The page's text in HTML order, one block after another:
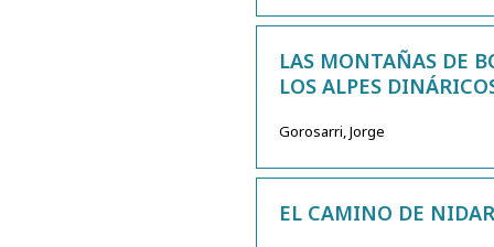
LAS MONTAÑAS DE
LOS ALPES
Gorosarri, Jorge
EL CAMINO DE